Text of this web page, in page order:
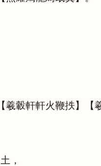
【羲轂軒軒火鞭抶】【
，